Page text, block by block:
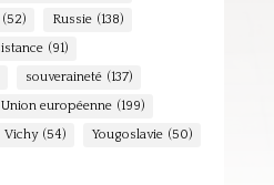
(52) Russie (138)
(91)
souveraineté (137)
Union européenne (199)
Vichy (54) Yougoslavie (50)